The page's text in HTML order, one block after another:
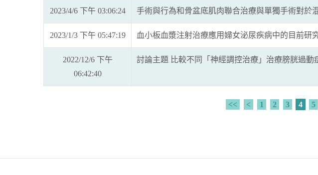
2023/4/6 下午 03:06:24 手術與行為和骨盆底肌肉聯合治療與單獨手術對於
2023/1/3 下午 05:47:19 血小板血漿注射治療應用婦女泌尿疾病中的目前研
2022/12/6 下午
06:42:40
討論主題 比較不同「神經調控治療」治療膀胱過動
<< < 1 2 3 4 5